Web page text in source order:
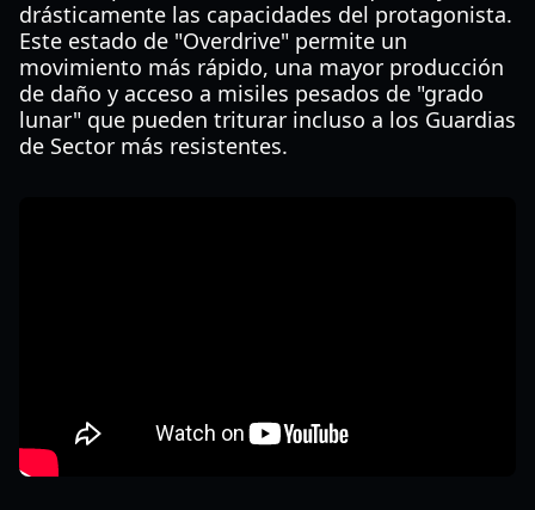
drásticamente las capacidades del protagonista.
Este estado de "Overdrive" permite un
movimiento más rápido, una mayor producción
de daño y acceso a misiles pesados de "grado
lunar" que pueden triturar incluso a los Guardias
de Sector más resistentes.